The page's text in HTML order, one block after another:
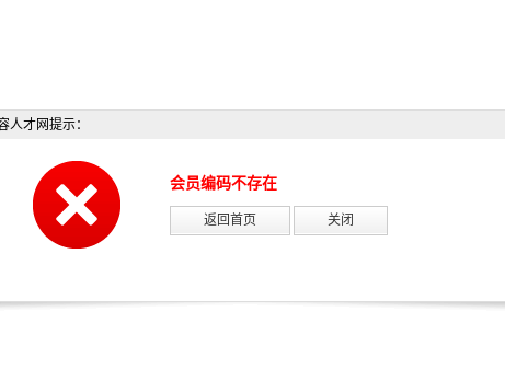
人才网提示：
会员编码不存在
返回首页 关闭